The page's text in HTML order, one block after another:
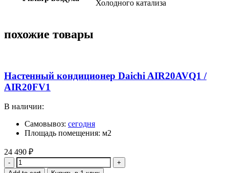
Холодного катализа
похожие товары
Настенный кондиционер Daichi AIR20AVQ1 /
AIR20FV1
В наличии:
Самовывоз: сегодня
Площадь помещения: м2
24 490 ₽
Quantity